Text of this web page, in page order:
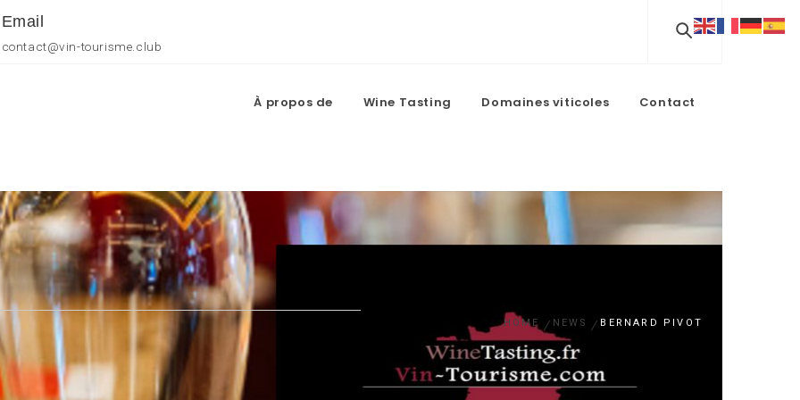
Email
contact@vin-tourisme.club
À propos de Wine Tasting Domaines viticoles Contact
HOME NEWS BERNARD PIVOT